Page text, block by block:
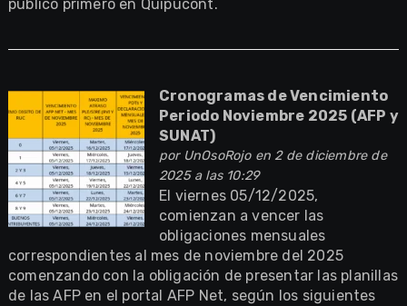
publicó primero en Quipucont.
Cronogramas de Vencimiento
Periodo Noviembre 2025 (AFP y
SUNAT)
por UnOsoRojoen 2 de diciembre de
2025 a las 10:29
El viernes 05/12/2025,
comienzan a vencer las
obligaciones mensuales
correspondientes al mes de noviembre del 2025
comenzando con la obligación de presentar las planillas
de las AFP en el portal AFP Net, según los siguientes